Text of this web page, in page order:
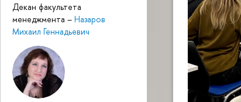
Декан факультета
менеджмента – Назаров
Михаил Геннадьевич